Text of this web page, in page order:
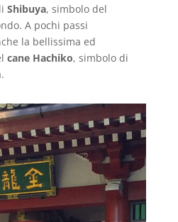
Shibuya, simbolo del
A pochi passi
la bellissima ed
cane Hachiko, simbolo di